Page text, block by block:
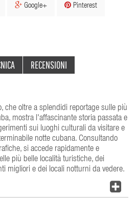
Google+ Pinterest
RECENSIONI
che oltre a splendidi reportage sulle più
mostra l'affascinante storia passata e
sui luoghi culturali da visitare e
notte cubana. Consultando
si accede rapidamente e
più belle località turistiche, dei
migliori e dei locali notturni da vedere.